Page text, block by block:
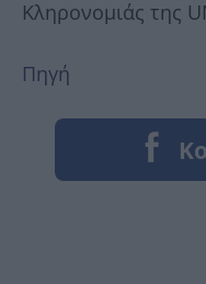
Κληρονομιάς της
Πηγή